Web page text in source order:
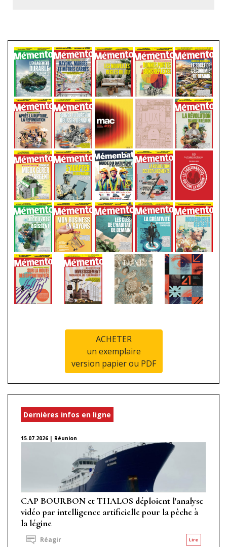
ACHETER
un exemplaire
version papier ou PDF
Dernières infos en ligne
15.07.2026 | Réunion
CAP BOURBON et THALOS déploient l'analyse
vidéo par intelligence artificielle pour la pêche à
la légine
Lire
Réagir